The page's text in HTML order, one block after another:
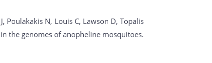
Poulakakis N, Louis C, Lawson D, Topalis
the genomes of anopheline mosquitoes.